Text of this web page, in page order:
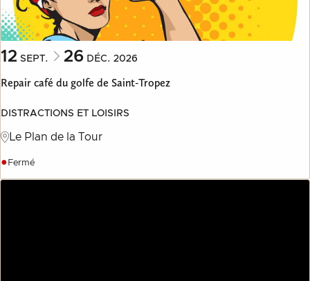
12 SEPT. 26 DÉC. 2026
Repair café du golfe de Saint-Tropez
DISTRACTIONS ET LOISIRS
Le Plan de la Tour
● Fermé